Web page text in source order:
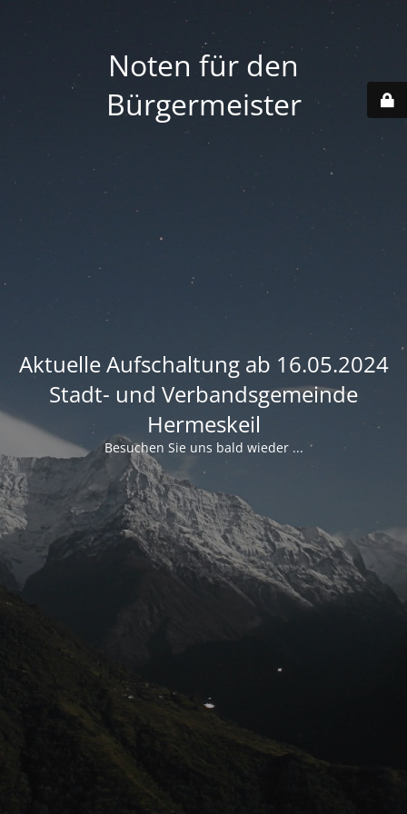
Noten für den
Bürgermeister
Aktuelle Aufschaltung ab 16.05.2024
Stadt- und Verbandsgemeinde
Hermeskeil
Besuchen Sie uns bald wieder ...